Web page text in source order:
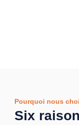
Pourquoi nous
Six